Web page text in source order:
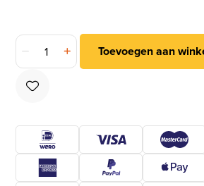
Bommer scharnier dubbelwerkend
Toevoegen aan